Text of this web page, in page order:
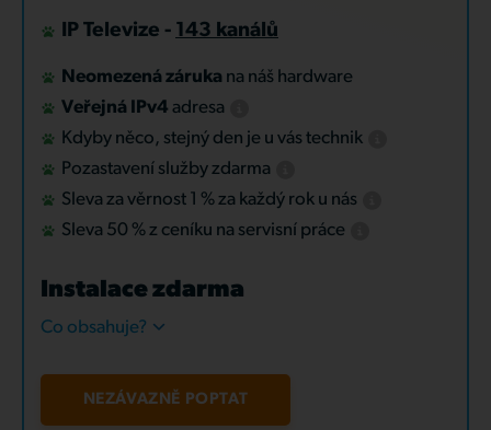
IP Televize - 143 kanálů
Neomezená záruka na náš hardware
Veřejná IPv4 adresa
Kdyby něco, stejný den je u vás technik
Pozastavení služby zdarma
Sleva za věrnost 1 % za každý rok u nás
Sleva 50 % z ceníku na servisní práce
Instalace zdarma
Co obsahuje?
NEZÁVAZNĚ POPTAT